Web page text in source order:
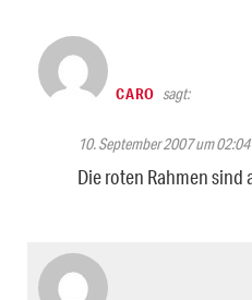
CARO sagt:
10. September 2007 um
Die roten Rahmen sind